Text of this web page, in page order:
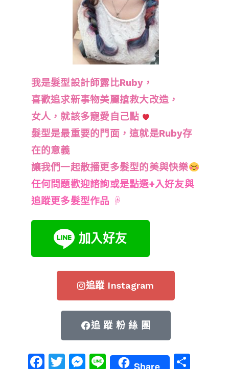
我是髮型設計師露比Ruby，
喜歡追求新事物美麗搶救大改造，
女人，就該多寵愛自己點
髮型是最重要的門面，這就是Ruby存
在的意義
讓我們一起散播更多髮型的美與快樂
任何問題歡迎諮詢或是點選+入好友與
追蹤更多髮型作品 ☟
追蹤 Instagram
追 蹤 粉 絲 團
Facebook
Twitter
Messenger
Line